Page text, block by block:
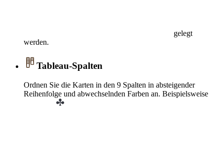
gelegt
werden.
Tableau-Spalten
Ordnen Sie die Karten in den 9 Spalten in absteigender
Reihenfolge und abwechselnden Farben an. Beispielsweise